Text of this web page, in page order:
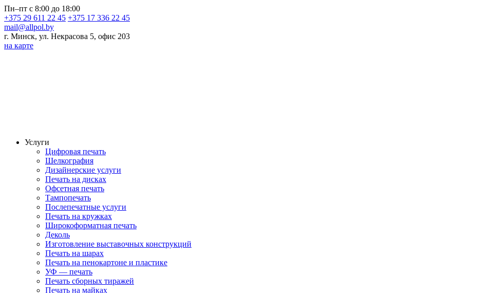
Пн–пт с 8:00 до 18:00
+375 29 611 22 45 +375 17 336 22 45
mail@allpol.by
г. Минск, ул. Некрасова 5, офис 203
на карте
Услуги
Цифровая печать
Шелкография
Дизайнерские услуги
Печать на дисках
Офсетная печать
Тампопечать
Послепечатные услуги
Печать на кружках
Широкоформатная печать
Деколь
Изготовление выставочных конструкций
Печать на шарах
Печать на пенокартоне и пластике
УФ — печать
Печать сборных тиражей
Печать на майках